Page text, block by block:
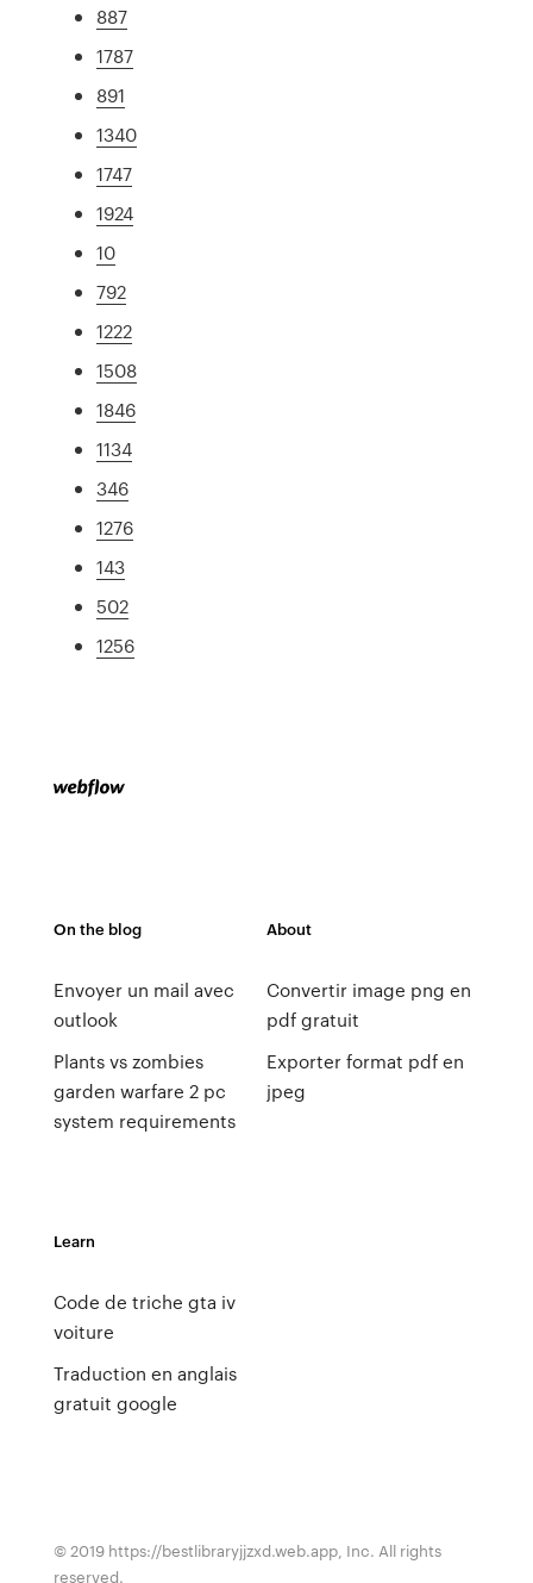
887
1787
891
1340
1747
1924
10
792
1222
1508
1846
1134
346
1276
143
502
1256
On the blog
Envoyer un mail avec
outlook
Plants vs zombies
garden warfare 2 pc
system requirements
About
Convertir image png en
pdf gratuit
Exporter format pdf en
jpeg
Learn
Code de triche gta iv
voiture
Traduction en anglais
gratuit google
© 2019 https://bestlibraryjjzxd.web.app, Inc. All rights
reserved.